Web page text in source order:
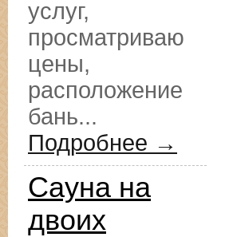
услуг,
просматриваю
цены,
расположение
бань...
Подробнее →
Сауна на
двоих